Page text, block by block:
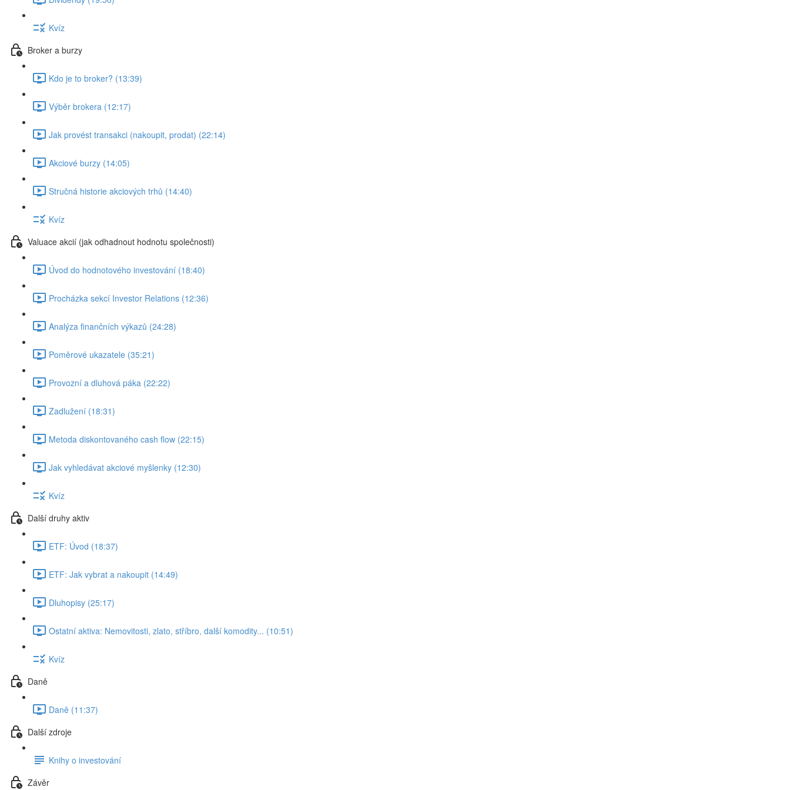
Kvíz
Broker a burzy
Kdo je to broker? (13:39)
Výběr brokera (12:17)
Jak provést transakci (nakoupit, prodat) (22:14)
Akciové burzy (14:05)
Stručná historie akciových trhů (14:40)
Kvíz
Valuace akcií (jak odhadnout hodnotu společnosti)
Úvod do hodnotového investování (18:40)
Procházka sekcí Investor Relations (12:36)
Analýza finančních výkazů (24:28)
Poměrové ukazatele (35:21)
Provozní a dluhová páka (22:22)
Zadlužení (18:31)
Metoda diskontovaného cash flow (22:15)
Jak vyhledávat akciové myšlenky (12:30)
Kvíz
Další druhy aktiv
ETF: Úvod (18:37)
ETF: Jak vybrat a nakoupit (14:49)
Dluhopisy (25:17)
Ostatní aktiva: Nemovitosti, zlato, stříbro, další komodity... (10:51)
Kvíz
Daně
Daně (11:37)
Další zdroje
Knihy o investování
Závěr